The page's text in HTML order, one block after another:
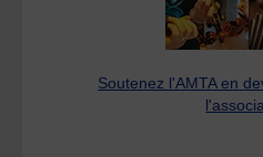
Soutenez l'AMTA en